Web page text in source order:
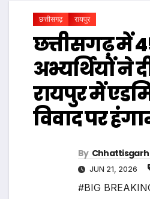
छत्तीसगढ़ रायपुर
छत्तीसगढ़ में
अभ्यर्थियों ने
रायपुर में
विवाद पर
By
JUN 21, 2026
#BIG